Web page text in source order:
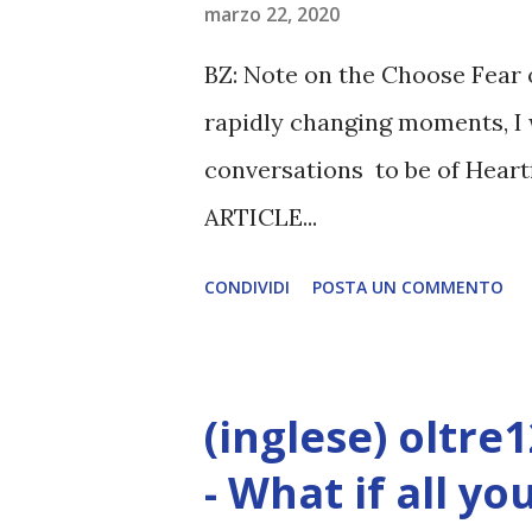
marzo 22, 2020
BZ: Note on the Choose
rapidly changing moments, I
conversations to be of
ARTICLE...
CONDIVIDI POSTA UN COMMENTO
(inglese)
- What if all